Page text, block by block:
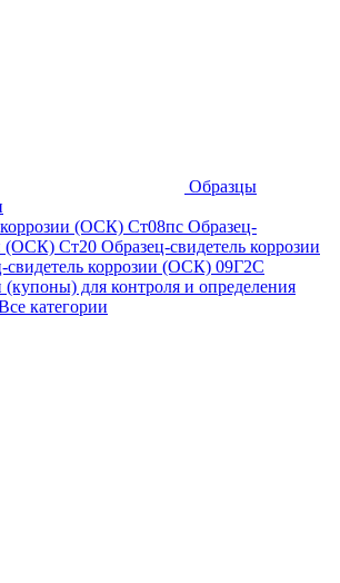
Образцы
коррозии (ОСК) Ст08пс Образец-
(ОСК) Ст20 Образец-свидетель коррозии
свидетель коррозии (ОСК) 09Г2С
для контроля и определения
категории